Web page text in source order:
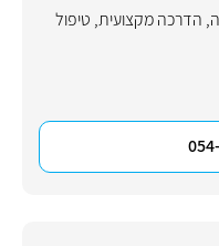
, הדרכה מקצועית, טיפול